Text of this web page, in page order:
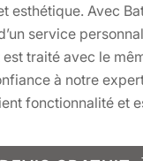
esthétique. Avec
service
traité avec le
à notre
fonctionnalité et